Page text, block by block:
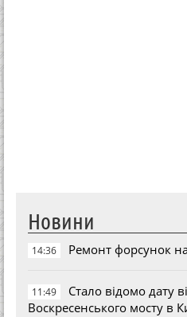
Новини
14:36 Ремонт форсунок
11:49
Стало відомо дату
Воскресенського мосту в